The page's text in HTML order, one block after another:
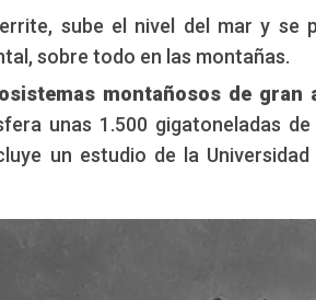
sube el nivel del mar y se
sobre todo en las montañas.
montañosos de gran
unas 1.500 gigatoneladas
un estudio de la